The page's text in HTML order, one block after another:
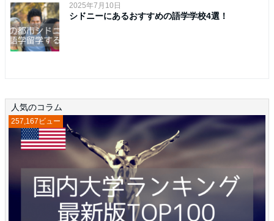
2025年7月10日
シドニーにあるおすすめの語学学校4選！
人気のコラム
257,167ビュー